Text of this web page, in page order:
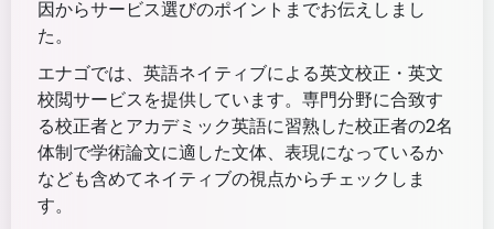
因からサービス選びのポイントまでお伝えしまし
た。
エナゴでは、英語ネイティブによる英文校正・英文
校閲サービスを提供しています。専門分野に合致す
る校正者とアカデミック英語に習熟した校正者の2名
体制で学術論文に適した文体、表現になっているか
なども含めてネイティブの視点からチェックしま
す。